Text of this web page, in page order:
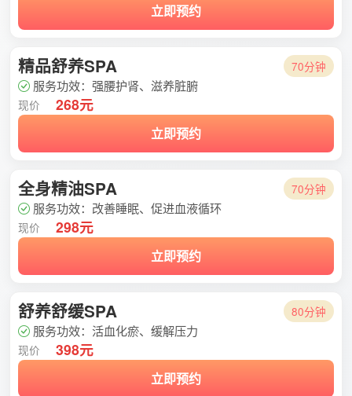
立即预约
精品舒养SPA 70分钟
服务功效：强腰护肾、滋养脏腑
现价 268元
立即预约
全身精油SPA 70分钟
服务功效：改善睡眠、促进血液循环
现价 298元
立即预约
舒养舒缓SPA 80分钟
服务功效：活血化瘀、缓解压力
现价 398元
立即预约